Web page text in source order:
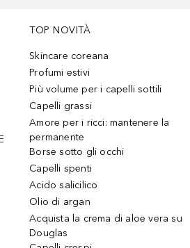
TOP NOVITÀ
Skincare coreana
Profumi estivi
Più volume per i capelli sottili
Capelli grassi
Amore per i ricci: mantenere la
permanente
Borse sotto gli occhi
Capelli spenti
Acido salicilico
Olio di argan
Acquista la crema di aloe vera su
Douglas